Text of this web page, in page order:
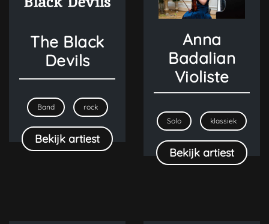
The Black
Devils
Band rock
Bekijk artiest
Anna
Badalian
Violiste
Solo klassiek
Bekijk artiest